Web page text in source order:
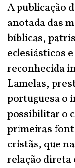
A publicação
anotada das
bíblicas,
eclesiásticos
reconhecida
Lamelas,
portuguesa o
possibilitar o
primeiras
cristãs, que
relação direta